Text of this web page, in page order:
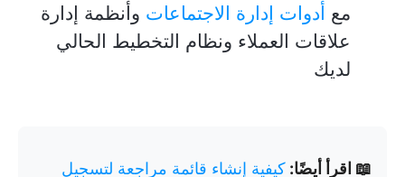
مع أدوات إدارة الاجتماعات وأنظمة إدارة
علاقات العملاء ونظام التخطيط الحالي
لديك
📖 اقرأ أيضًا: كيفية إنشاء قائمة مراجعة لتسجيل